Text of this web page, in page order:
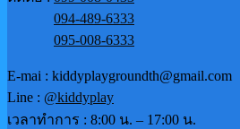
094-489-6333
095-008-6333
E-mai : kiddyplaygroundth@gmail.com
Line : @kiddyplay
เวลาทำการ : 8:00 น. – 17:00 น.